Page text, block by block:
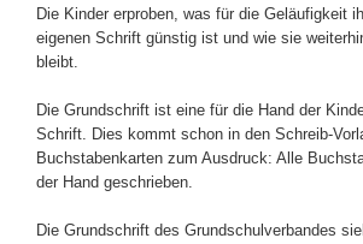
Die Kinder erproben, was für die Geläufigkeit
eigenen Schrift günstig ist und wie sie
bleibt.
Die Grundschrift ist eine für die Hand der
Schrift. Dies kommt schon in den Schreib-
Buchstabenkarten zum Ausdruck: Alle
der Hand geschrieben.
Die Grundschrift des Grundschulverbandes